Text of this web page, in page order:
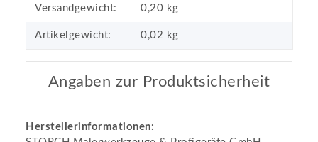
Produkteigenschaft
Wert
Versandgewicht: 0,20 kg
Artikelgewicht: 0,02 kg
Angaben zur Produktsicherheit
Herstellerinformationen: